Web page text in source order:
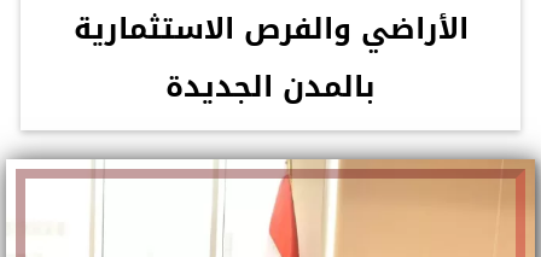
الأراضي والفرص الاستثمارية
بالمدن الجديدة